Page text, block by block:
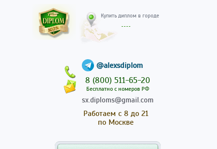
@alexsdiplom
8 (800) 511-65-20
Бесплатно с номеров РФ
sx.diploms@gmail.com
Работаем с 8 до 21
по Москве